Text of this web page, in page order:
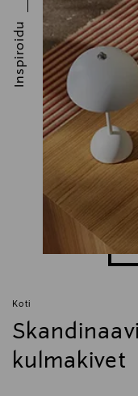
Koti
kulmakivet
Inspiroidu